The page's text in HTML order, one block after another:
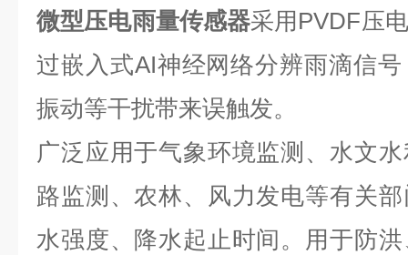
微型压电雨量传感器采用 PVDF压
过嵌入式AI神经网络分辨雨滴信
振动等干扰带来误触发。
广泛应用于气象环境监测、水文
路监测、农林、风力发电等有关
水强度、降水起止时间。用于防